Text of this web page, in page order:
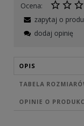
Ocena:
zapytaj o
dodaj opinię
OPIS
TABELA
OPINIE O